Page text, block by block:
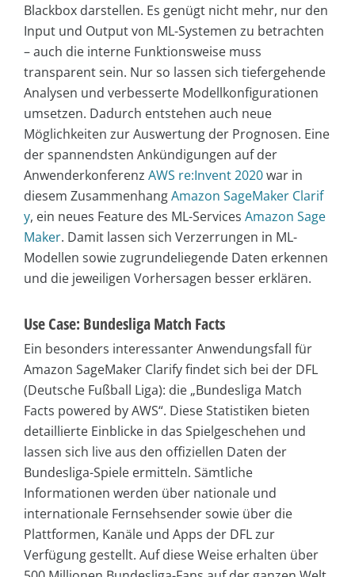
Blackbox darstellen. Es genügt nicht mehr, nur den
Input und Output von ML-Systemen zu betrachten
– auch die interne Funktionsweise muss
transparent sein. Nur so lassen sich tiefergehende
Analysen und verbesserte Modellkonfigurationen
umsetzen. Dadurch entstehen auch neue
Möglichkeiten zur Auswertung der Prognosen. Eine
der spannendsten Ankündigungen auf der
Anwenderkonferenz AWS re:Invent 2020war in
diesem ZusammenhangAmazon SageMaker Clarif
y, ein neues Feature des ML-Services Amazon Sage
Maker. Damit lassen sich Verzerrungen in ML-
Modellen sowie zugrundeliegende Daten erkennen
und die jeweiligen Vorhersagen besser erklären.
Use Case: Bundesliga Match Facts
Ein besonders interessanter Anwendungsfall für
Amazon SageMaker Clarify findet sich bei der DFL
(Deutsche Fußball Liga): die „Bundesliga Match
Facts powered by AWS“. Diese Statistiken bieten
detaillierte Einblicke in das Spielgeschehen und
lassen sich live aus den offiziellen Daten der
Bundesliga-Spiele ermitteln. Sämtliche
Informationen werden über nationale und
internationale Fernsehsender sowie über die
Plattformen, Kanäle und Apps der DFL zur
Verfügung gestellt. Auf diese Weise erhalten über